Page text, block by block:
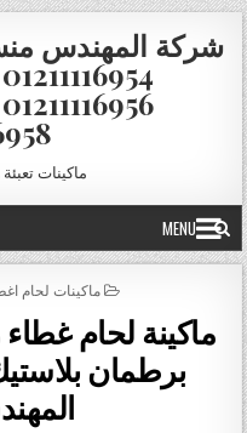
Skip to content
شركة المهندس
ماكينات
MENU
POSTED IN
ماكينات لحام
ماكينة لحام